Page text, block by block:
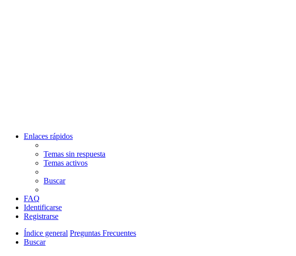
Enlaces rápidos
Temas sin respuesta
Temas activos
Buscar
FAQ
Identificarse
Registrarse
Índice general Preguntas Frecuentes
Buscar